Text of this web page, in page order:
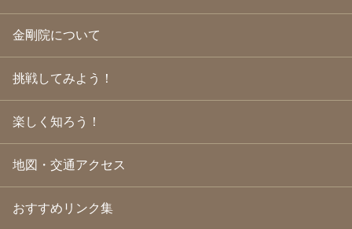
2009年6月(22)
2009年5月(20)
2009年4月
(24)
2009年3月(21)
2009年2月(19)
2009年1月(25)
2008年10月
(31)
2008年9月(24)
2008年8月(24)
金剛院について
挑戦してみよう！
楽しく知ろう！
地図・交通アクセス
おすすめリンク集